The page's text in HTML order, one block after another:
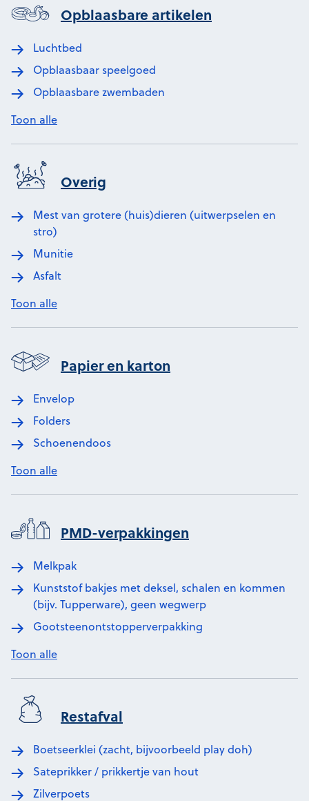
Opblaasbare artikelen
Luchtbed
Opblaasbaar speelgoed
Opblaasbare zwembaden
Toon alle
Overig
Mest van grotere (huis)dieren (uitwerpselen en
stro)
Munitie
Asfalt
Toon alle
Papier en karton
Envelop
Folders
Schoenendoos
Toon alle
PMD-verpakkingen
Melkpak
Kunststof bakjes met deksel, schalen en kommen
(bijv. Tupperware), geen wegwerp
Gootsteenontstopperverpakking
Toon alle
Restafval
Boetseerklei (zacht, bijvoorbeeld play doh)
Sateprikker / prikkertje van hout
Zilverpoets